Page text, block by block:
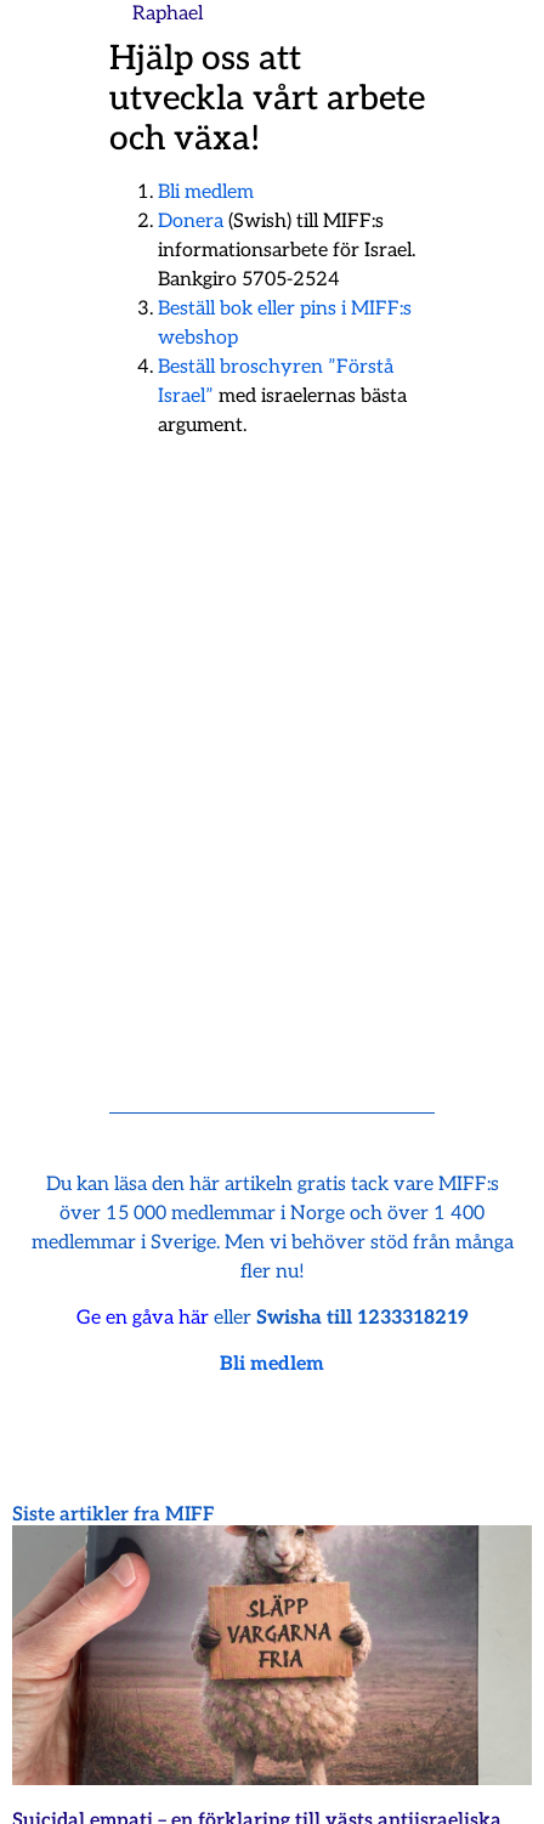
Raphael
Hjälp oss att
utveckla vårt arbete
och växa!
Bli medlem
Donera(Swish) till MIFF:s
informationsarbete för Israel.
Bankgiro 5705-2524
Beställ bok eller pins i MIFF:s
webshop
Beställ broschyren ”Förstå
Israel” med israelernas bästa
argument.
Du kan läsa den här artikeln gratis tack vare MIFF:s
över 15 000 medlemmar i Norge och över 1 400
medlemmar i Sverige. Men vi behöver stöd från många
fler nu!
Ge en gåva häreller Swisha till 1233318219
Bli medlem
Siste artikler fra MIFF